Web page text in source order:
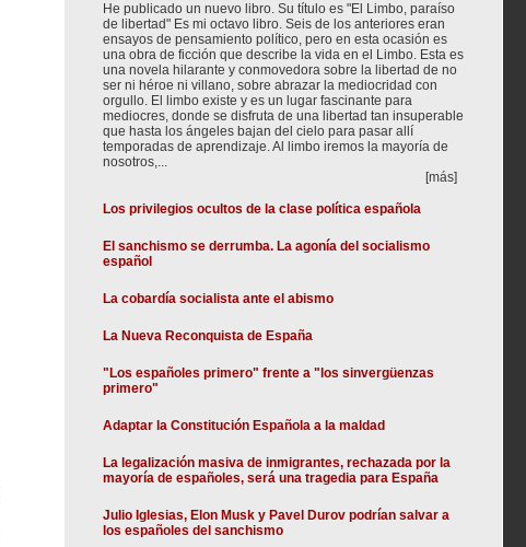
He publicado un nuevo libro. Su título es "El Limbo, paraíso
de libertad" Es mi octavo libro. Seis de los anteriores eran
ensayos de pensamiento político, pero en esta ocasión es
una obra de ficción que describe la vida en el Limbo. Esta es
una novela hilarante y conmovedora sobre la libertad de no
ser ni héroe ni villano, sobre abrazar la mediocridad con
orgullo. El limbo existe y es un lugar fascinante para
mediocres, donde se disfruta de una libertad tan insuperable
que hasta los ángeles bajan del cielo para pasar allí
temporadas de aprendizaje. Al limbo iremos la mayoría de
nosotros,...
[más]
Los privilegios ocultos de la clase política española
El sanchismo se derrumba. La agonía del socialismo
español
La cobardía socialista ante el abismo
La Nueva Reconquista de España
"Los españoles primero" frente a "los sinvergüenzas
primero"
Adaptar la Constitución Española a la maldad
La legalización masiva de inmigrantes, rechazada por la
mayoría de españoles, será una tragedia para España
Julio Iglesias, Elon Musk y Pavel Durov podrían salvar a
los españoles del sanchismo